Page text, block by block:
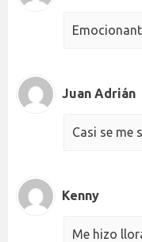
Juan Adrián
Casi se me
Kenny
Me hizo